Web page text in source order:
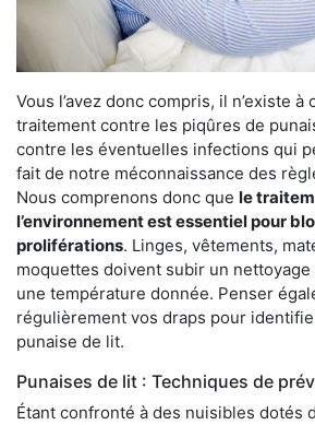
Vous l’avez donc compris, il n’existe à
traitement contre les piqûres de
contre les éventuelles infections qui
fait de notre méconnaissance des
Nous comprenons donc que le
l’environnement est essentiel pour
proliférations. Linges, vêtements,
moquettes doivent subir un
une température donnée. Penser
régulièrement vos draps pour
punaise de lit.
Punaises de lit : Techniques de
Étant confronté à des nuisibles dotés